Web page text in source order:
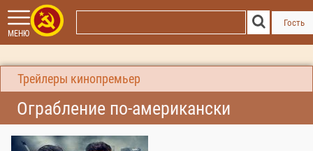
МЕНЮ
Гость
Трейлеры кинопремьер
Ограбление по-американски